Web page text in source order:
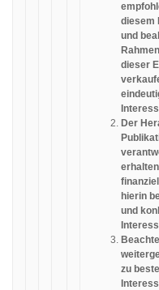
diesem
und
dieser
Der
hierin
und
zu